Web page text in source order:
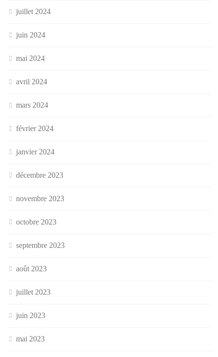
juillet 2024
juin 2024
mai 2024
avril 2024
mars 2024
février 2024
janvier 2024
décembre 2023
novembre 2023
octobre 2023
septembre 2023
août 2023
juillet 2023
juin 2023
mai 2023